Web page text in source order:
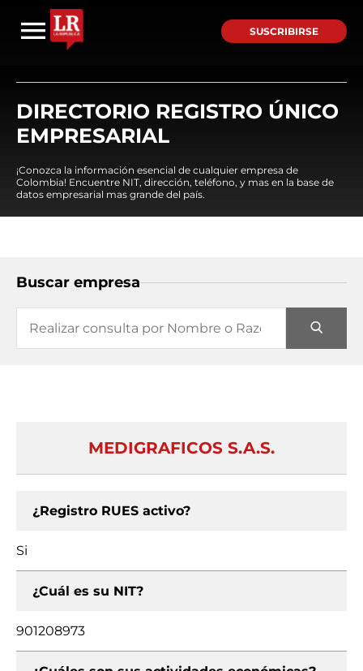
SUSCRIBIRSE
DIRECTORIO REGISTRO ÚNICO
EMPRESARIAL
¡Conozca la información esencial de cualquier empresa de
Colombia! Encuentre NIT, dirección, teléfono, y mas en la base de
datos empresarial mas grande del país.
Buscar empresa
MEDIGRAFICOS S.A.S.
¿Registro RUES activo?
Si
¿Cuál es su NIT?
901208973